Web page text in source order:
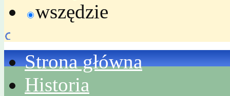
wszędzie
Strona główna
Historia